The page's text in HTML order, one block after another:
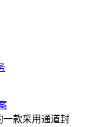
一款采用通道封